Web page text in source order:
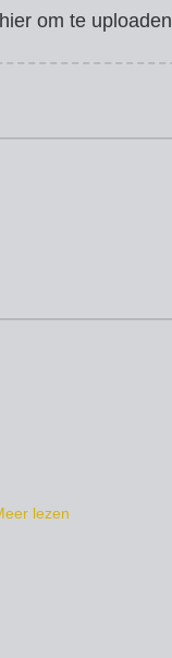
om te uploaden
lezen